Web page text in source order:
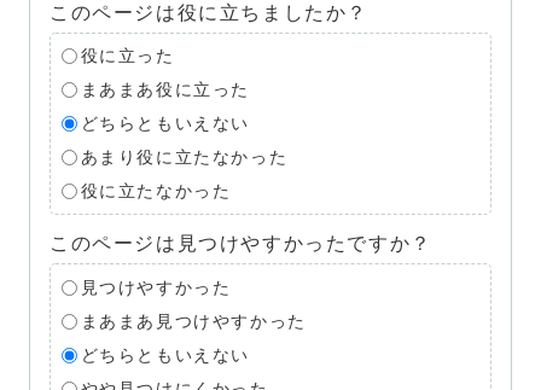
このページは役に立ちましたか？
役に立った
まあまあ役に立った
どちらともいえない
あまり役に立たなかった
役に立たなかった
このページは見つけやすかったですか？
見つけやすかった
まあまあ見つけやすかった
どちらともいえない